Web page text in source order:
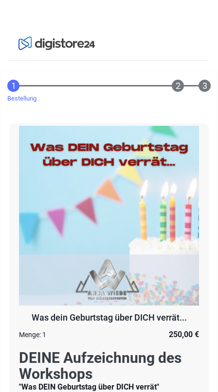
Bestellung
Was dein Geburtstag über DICH verrät...
Menge: 1 250,00 €
DEINE Aufzeichnung des
Workshops
"Was DEIN Geburtstag über DICH verrät"